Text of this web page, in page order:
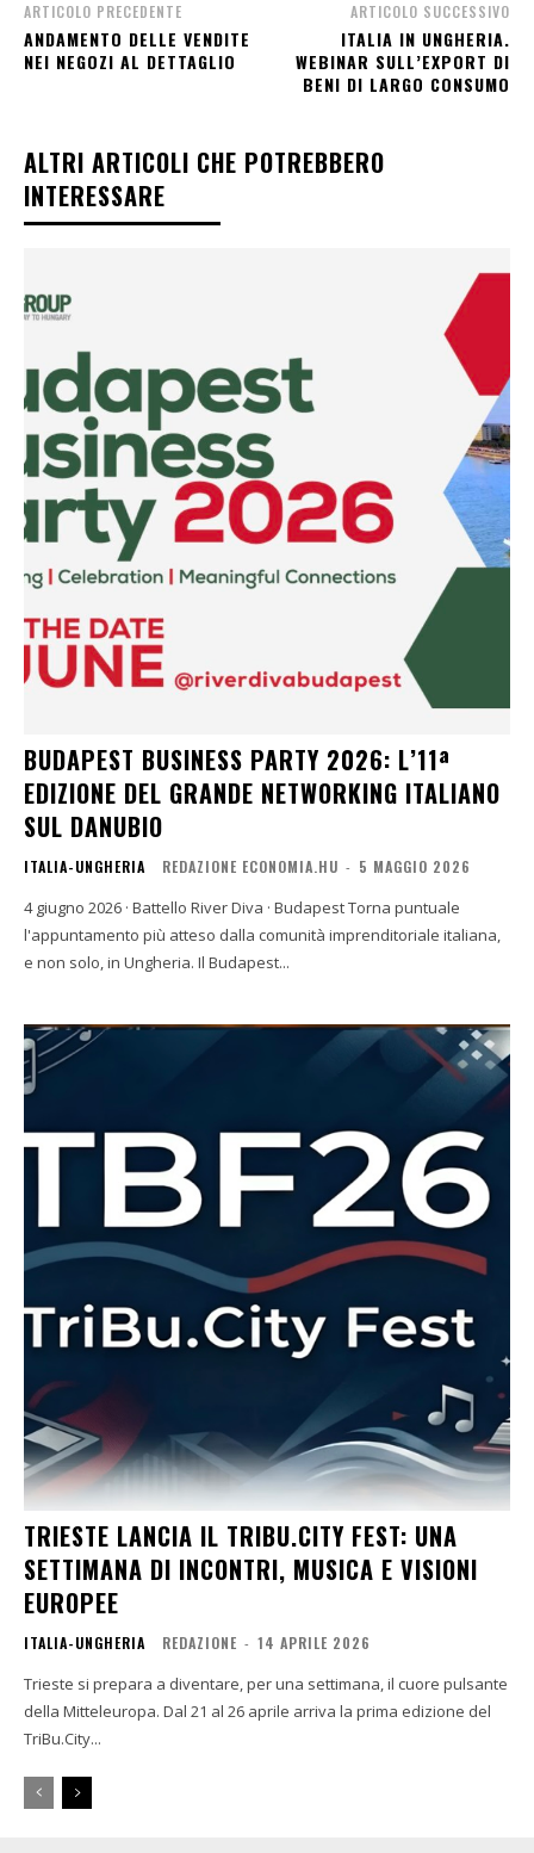
ARTICOLO PRECEDENTE
ANDAMENTO DELLE VENDITE
NEI NEGOZI AL DETTAGLIO
ARTICOLO SUCCESSIVO
ITALIA IN UNGHERIA.
WEBINAR SULL’EXPORT DI
BENI DI LARGO CONSUMO
ALTRI ARTICOLI CHE POTREBBERO
INTERESSARE
BUDAPEST BUSINESS PARTY 2026: L’11ª
EDIZIONE DEL GRANDE NETWORKING ITALIANO
SUL DANUBIO
ITALIA-UNGHERIA REDAZIONE ECONOMIA.HU - 5 MAGGIO 2026
4 giugno 2026 · Battello River Diva · Budapest Torna puntuale
l'appuntamento più atteso dalla comunità imprenditoriale italiana,
e non solo, in Ungheria. Il Budapest...
TRIESTE LANCIA IL TRIBU.CITY FEST: UNA
SETTIMANA DI INCONTRI, MUSICA E VISIONI
EUROPEE
ITALIA-UNGHERIA REDAZIONE - 14 APRILE 2026
Trieste si prepara a diventare, per una settimana, il cuore pulsante
della Mitteleuropa. Dal 21 al 26 aprile arriva la prima edizione del
TriBu.City...